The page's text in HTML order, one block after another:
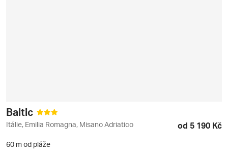
Baltic
Itálie, Emilia Romagna, Misano Adriatico od 5 190 Kč
60 m od pláže